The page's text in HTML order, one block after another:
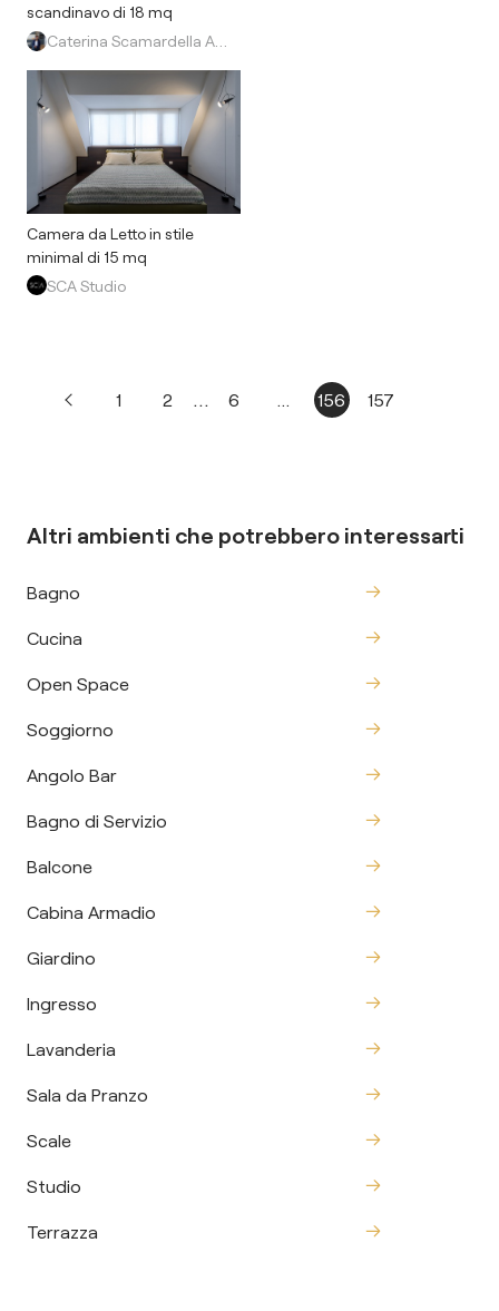
scandinavo di 18 mq
Camera da Letto in stile
minimal di 15 mq
SCA Studio
1 2 ... 6 156 157
Altri ambienti che potrebbero interessarti
Bagno
Cucina
Open Space
Soggiorno
Angolo Bar
Bagno di Servizio
Balcone
Cabina Armadio
Giardino
Ingresso
Lavanderia
Sala da Pranzo
Scale
Studio
Terrazza